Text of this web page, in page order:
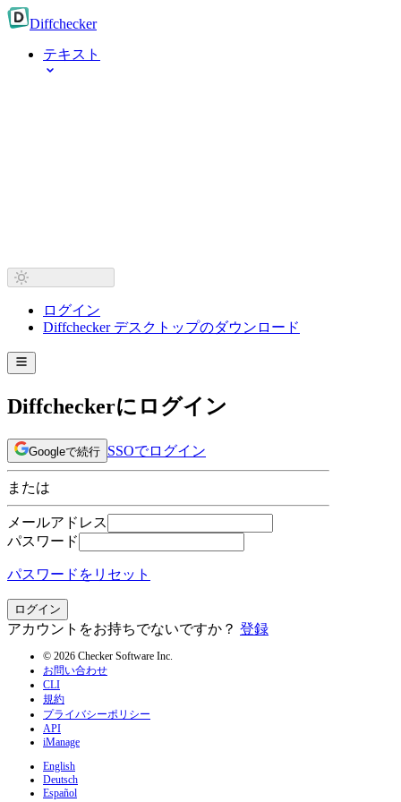
Diffchecker
テキスト
ログイン
Diffchecker デスクトップのダウンロード
Diffcheckerにログイン
Googleで続行 SSOでログイン
または
メールアドレス
パスワード
パスワードをリセット
ログイン
アカウントをお持ちでないですか？ 登録
© 2026 Checker Software Inc.
お問い合わせ
CLI
規約
プライバシーポリシー
API
iManage
English
Deutsch
Español